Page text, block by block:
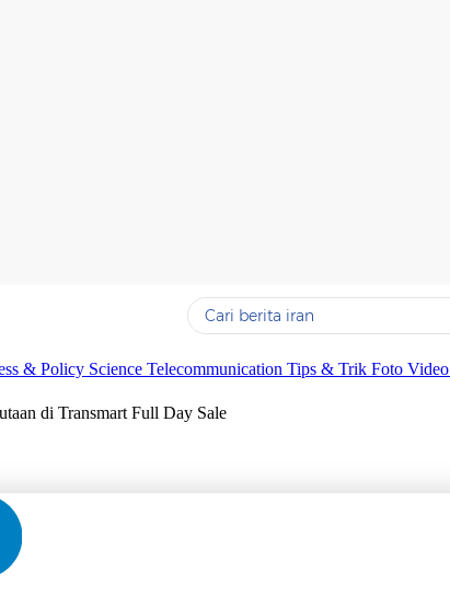
Yang sedang ramai dicari
#1
& Policy Science Telecommunication Tips & Trik Foto Video
di Transmart Full Day Sale